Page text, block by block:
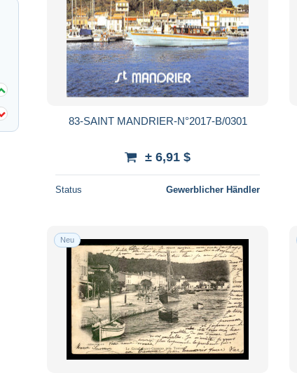
83-SAINT MANDRIER-N°2017-B/0301
± 6,91 $
Status Gewerblicher Händler
Neu